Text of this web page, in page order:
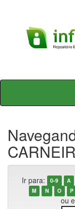
Skip
Ir para: 0-9 A
M
N O P
ou